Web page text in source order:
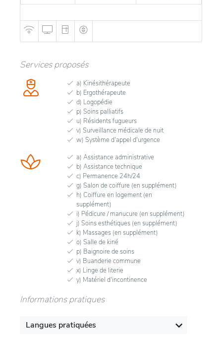
Services proposés
a) Kinésithérapeute
b) Ergothérapeute
d) Logopédie
p) Soins palliatifs
u) Résidents fugueurs
v) Surveillance médicale de nuit
w) Système d'appel d'urgence
a) Assistance administrative
b) Assistance technique
c) Permanence 24h/24
g) Salon de coiffure (en supplément)
h) Coiffure en logement (en
supplément)
i) Pédicure / manucure (en supplément)
j) Soins esthétiques (en supplément)
k) Massages (en supplément)
o) Salle de kiné
p) Baignoire de soins
v) Buanderie commune
x) Linge de literie
y) Matériel d'incontinence
Informations pratiques
Langues pratiquées